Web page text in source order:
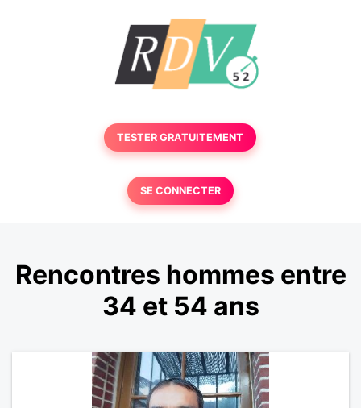
TESTER GRATUITEMENT
SE CONNECTER
Rencontres hommes entre
34 et 54 ans